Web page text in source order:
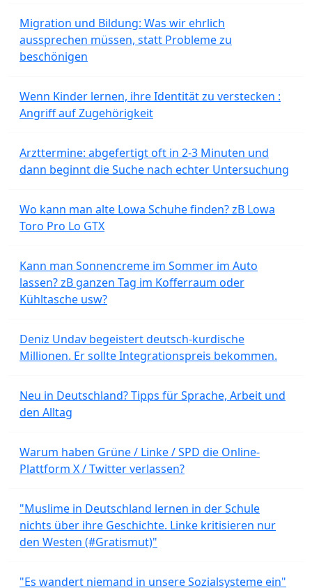
Migration und Bildung: Was wir ehrlich
aussprechen müssen, statt Probleme zu
beschönigen
Wenn Kinder lernen, ihre Identität zu verstecken :
Angriff auf Zugehörigkeit
Arzttermine: abgefertigt oft in 2-3 Minuten und
dann beginnt die Suche nach echter Untersuchung
Wo kann man alte Lowa Schuhe finden? zB Lowa
Toro Pro Lo GTX
Kann man Sonnencreme im Sommer im Auto
lassen? zB ganzen Tag im Kofferraum oder
Kühltasche usw?
Deniz Undav begeistert deutsch-kurdische
Millionen. Er sollte Integrationspreis bekommen.
Neu in Deutschland? Tipps für Sprache, Arbeit und
den Alltag
Warum haben Grüne / Linke / SPD die Online-
Plattform X / Twitter verlassen?
"Muslime in Deutschland lernen in der Schule
nichts über ihre Geschichte. Linke kritisieren nur
den Westen (#Gratismut)"
"Es wandert niemand in unsere Sozialsysteme ein"